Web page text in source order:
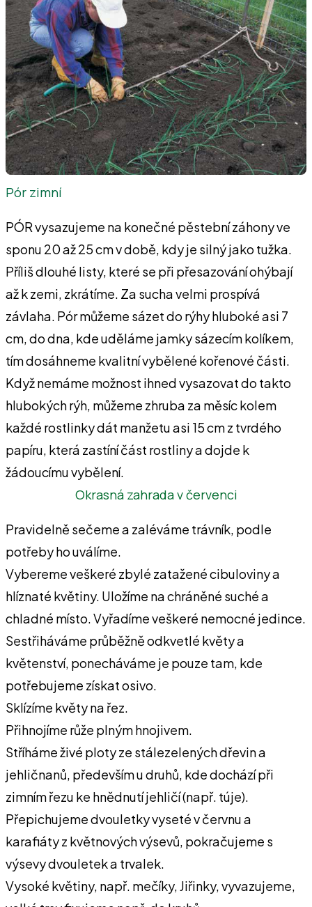
Pór zimní
PÓR vysazujeme na konečné pěstební záhony ve
sponu 20 až 25 cm v době, kdy je silný jako tužka.
Příliš dlouhé listy, které se při přesazování ohýbají
až k ze­mi, zkrátíme. Za sucha velmi prospívá
závlaha. Pór můžeme sázet do rýhy hluboké asi 7
cm, do dna, kde uděláme jamky sázecím kolíkem,
tím dosáhneme kvalitní vybělené kořenové části.
Když nemáme možnost ihned vysazovat do takto
hlubokých rýh, můžeme zhruba za měsíc kolem
každé rostlinky dát manže­tu asi 15 cm z tvrdého
papíru, která za­stíní část rostliny a dojde k
žádoucímu vybělení.
Okrasná zahrada v červenci
Pravidelně sečeme a zaléváme trávník, podle
potřeby ho uválíme.
Vybereme veškeré zbylé zatažené cibuloviny a
hlíznaté kvě­tiny. Uložíme na chráněné suché a
chladné místo. Vyřadíme veškeré nemocné jedince.
Sestřiháváme průběžně odkvetlé květy a
květenství, pone­cháváme je pouze tam, kde
potřebujeme získat osivo.
Sklízíme květy na řez.
Přihnojíme růže plným hnojivem.
Stříháme živé ploty ze stálezelených dřevin a
jehličnanů, především u dru­hů, kde dochází při
zimním řezu ke hnědnutí jehličí (např. túje).
Přepichujeme dvouletky vyseté v čer­vnu a
karafiáty z květnových výsevů, pokračujeme s
výsevy dvouletek a tr­valek.
Vysoké květiny, např. mečíky, Jiřinky, vyvazujeme,